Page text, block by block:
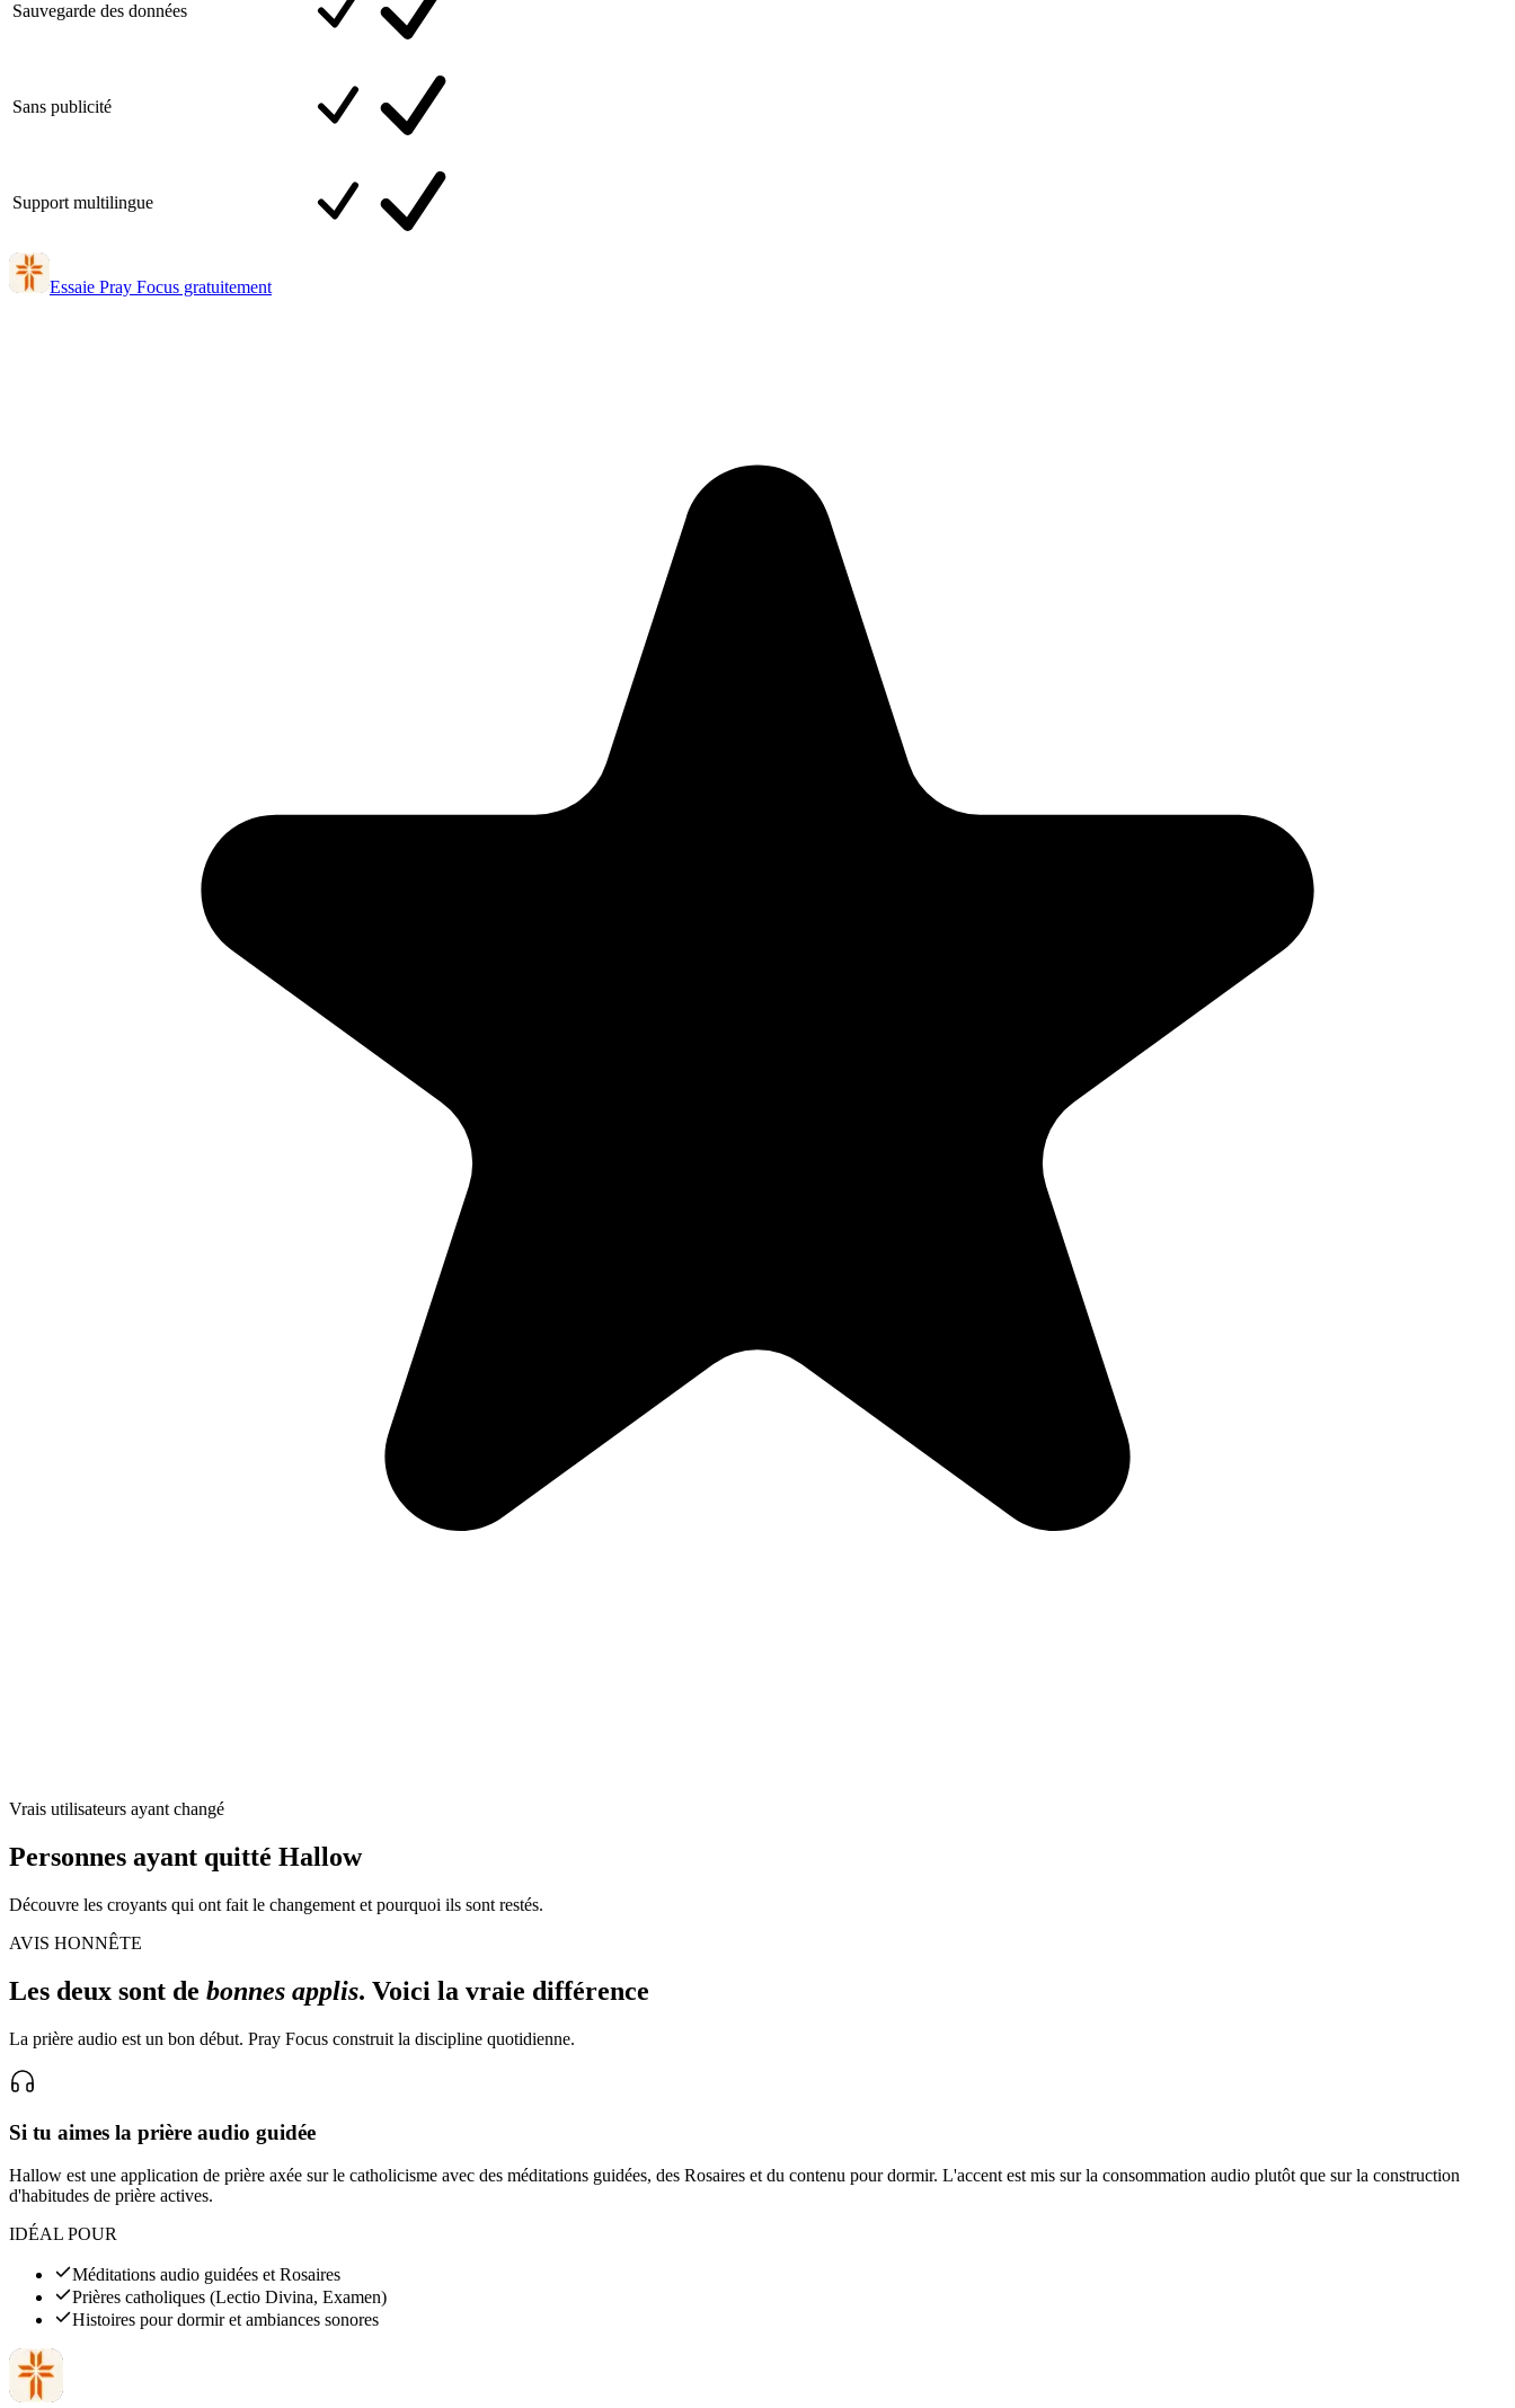
Sauvegarde des données
Sans publicité
Support multilingue
Essaie Pray Focus gratuitement
Vrais utilisateurs ayant changé
Personnes ayant quitté Hallow
Découvre les croyants qui ont fait le changement et pourquoi ils sont restés.
AVIS HONNÊTE
Les deux sont de bonnes applis. Voici la vraie différence
La prière audio est un bon début. Pray Focus construit la discipline quotidienne.
Si tu aimes la prière audio guidée
Hallow est une application de prière axée sur le catholicisme avec des méditations guidées, des Rosaires et du contenu pour dormir. L'accent est mis sur la consommation audio plutôt que sur la construction
d'habitudes de prière actives.
IDÉAL POUR
Méditations audio guidées et Rosaires
Prières catholiques (Lectio Divina, Examen)
Histoires pour dormir et ambiances sonores